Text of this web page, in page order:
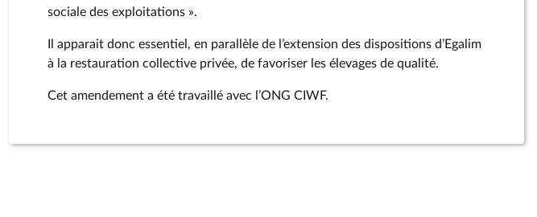
sociale des exploitations ».
Il apparait donc essentiel, en parallèle de l’extension des dispositions d’Egalim
à la restauration collective privée, de favoriser les élevages de qualité.
Cet amendement a été travaillé avec l’ONG CIWF.